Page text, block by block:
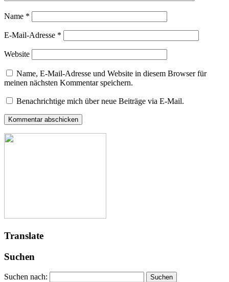
Name *
E-Mail-Adresse *
Website
Name, E-Mail-Adresse und Website in diesem Browser für
meinen nächsten Kommentar speichern.
Benachrichtige mich über neue Beiträge via E-Mail.
Translate
Suchen
Suchen nach: